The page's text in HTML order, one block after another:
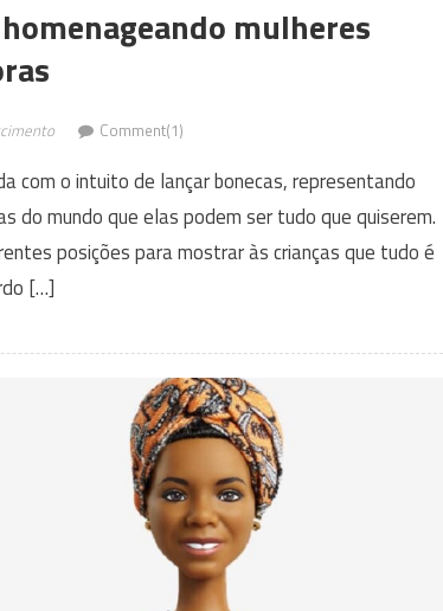
mulheres
Comment(1)
com o intuito de lançar bonecas, representando
do mundo que elas podem ser tudo que quiserem.
posições para mostrar às crianças que tudo é
[…]